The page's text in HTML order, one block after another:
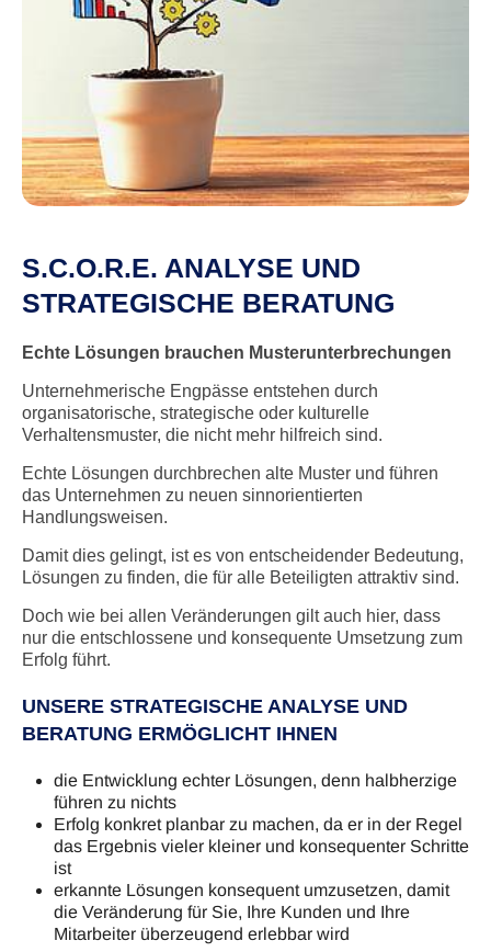
S.C.O.R.E. ANALYSE UND
STRATEGISCHE BERATUNG
Echte Lösungen brauchen Musterunterbrechungen
Unternehmerische Engpässe entstehen durch
organisatorische, strategische oder kulturelle
Verhaltensmuster, die nicht mehr hilfreich sind.
Echte Lösungen durchbrechen alte Muster und führen
das Unternehmen zu neuen sinnorientierten
Handlungsweisen.
Damit dies gelingt, ist es von entscheidender Bedeutung,
Lösungen zu finden, die für alle Beteiligten attraktiv sind.
Doch wie bei allen Veränderungen gilt auch hier, dass
nur die entschlossene und konsequente Umsetzung zum
Erfolg führt.
UNSERE STRATEGISCHE ANALYSE UND
BERATUNG ERMÖGLICHT IHNEN
die Entwicklung echter Lösungen, denn halbherzige
führen zu nichts
Erfolg konkret planbar zu machen, da er in der Regel
das Ergebnis vieler kleiner und konsequenter Schritte
ist
erkannte Lösungen konsequent umzusetzen, damit
die Veränderung für Sie, Ihre Kunden und Ihre
Mitarbeiter überzeugend erlebbar wird